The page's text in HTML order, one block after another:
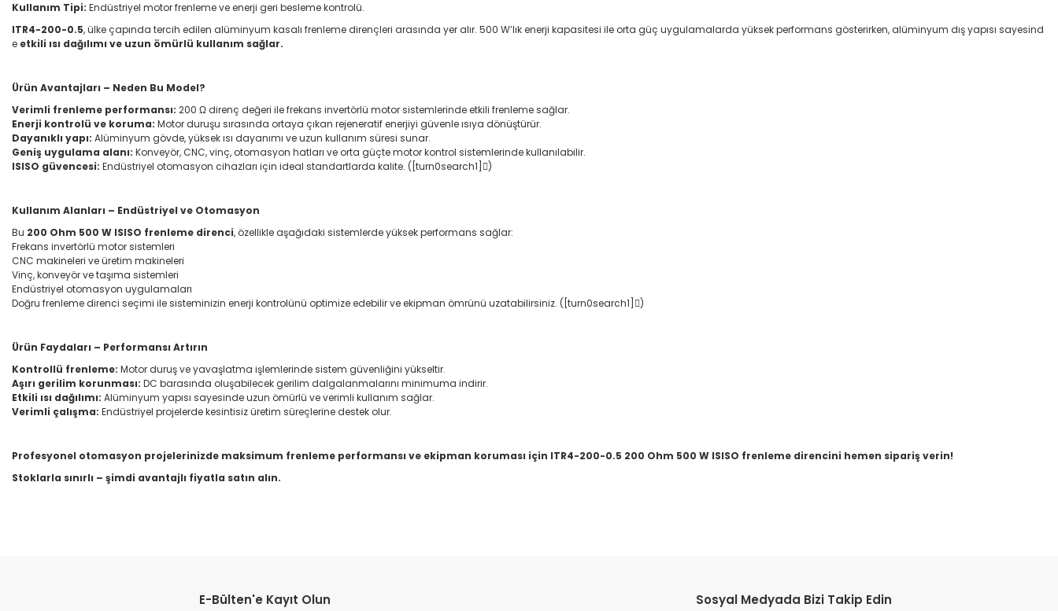
Kullanım Tipi: Endüstriyel motor frenleme ve enerji geri besleme kontrolü.
ITR4-200-0.5, ülke çapında tercih edilen alüminyum kasalı frenleme dirençleri arasında yer alır. 500 W’lık enerji kapasitesi ile orta güç uygulamalarda yüksek performans gösterirken, alüminyum dış yapısı sayesind
e etkili ısı dağılımı ve uzun ömürlü kullanım sağlar.
Ürün Avantajları – Neden Bu Model?
Verimli frenleme performansı: 200 Ω direnç değeri ile frekans invertörlü motor sistemlerinde etkili frenleme sağlar.
Enerji kontrolü ve koruma: Motor duruşu sırasında ortaya çıkan rejeneratif enerjiyi güvenle ısıya dönüştürür.
Dayanıklı yapı: Alüminyum gövde, yüksek ısı dayanımı ve uzun kullanım süresi sunar.
Geniş uygulama alanı: Konveyör, CNC, vinç, otomasyon hatları ve orta güçte motor kontrol sistemlerinde kullanılabilir.
ISISO güvencesi: Endüstriyel otomasyon cihazları için ideal standartlarda kalite. ([turn0search1])
Kullanım Alanları – Endüstriyel ve Otomasyon
Bu 200 Ohm 500 W ISISO frenleme direnci, özellikle aşağıdaki sistemlerde yüksek performans sağlar:
Frekans invertörlü motor sistemleri
CNC makineleri ve üretim makineleri
Vinç, konveyör ve taşıma sistemleri
Endüstriyel otomasyon uygulamaları
Doğru frenleme direnci seçimi ile sisteminizin enerji kontrolünü optimize edebilir ve ekipman ömrünü uzatabilirsiniz. ([turn0search1])
Ürün Faydaları – Performansı Artırın
Kontrollü frenleme: Motor duruş ve yavaşlatma işlemlerinde sistem güvenliğini yükseltir.
Aşırı gerilim korunması: DC barasında oluşabilecek gerilim dalgalanmalarını minimuma indirir.
Etkili ısı dağılımı: Alüminyum yapısı sayesinde uzun ömürlü ve verimli kullanım sağlar.
Verimli çalışma: Endüstriyel projelerde kesintisiz üretim süreçlerine destek olur.
Profesyonel otomasyon projelerinizde maksimum frenleme performansı ve ekipman koruması için ITR4-200-0.5 200 Ohm 500 W ISISO frenleme direncini hemen sipariş verin!
Stoklarla sınırlı – şimdi avantajlı fiyatla satın alın.
Ürün resmi kalitesiz, bozuk veya görüntülenemiyor.
E-Bülten'e Kayıt Olun Sosyal Medyada Bizi Takip Edin